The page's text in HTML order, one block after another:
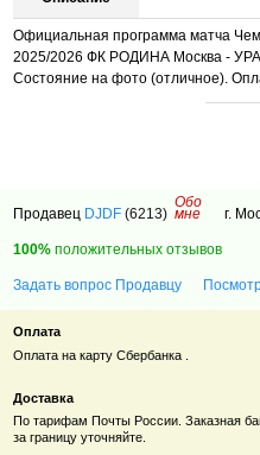
Официальная программа матча
2025/2026 ФК РОДИНА Москва -
Состояние на фото (отличное).
Продавец DJDF (6213)
Обо
мне г.
100% положительных отзывов
Задать вопрос Продавцу
Оплата
Оплата на карту Сбербанка .
Доставка
По тарифам Почты России. Заказная
за границу уточняйте.